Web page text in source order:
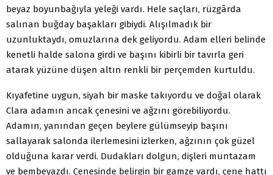
beyaz boyunbağıyla yeleği vardı. Hele saçları, rüzgârda
salınan buğday başakları gibiydi. Alışılmadık bir
uzunluktaydı, omuzlarına dek geliyordu. Adam elleri belinde
kenetli halde salona girdi ve başını kibirli bir tavırla geri
atarak yüzüne düşen altın renkli bir perçemden kurtuldu.
Kıyafetine uygun, siyah bir maske takıyordu ve doğal olarak
Clara adamın ancak çenesini ve ağzını görebiliyordu.
Adamın, yanından geçen beylere gülümseyip başını
sallayarak salonda ilerlemesini izlerken, ağzının çok güzel
olduğuna karar verdi. Dudakları dolgun, dişleri muntazam
ve bembeyazdı. Çenesinde belirgin bir gamze vardı, çene hattı